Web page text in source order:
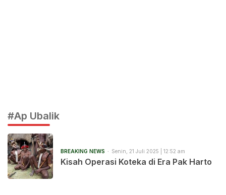
#Ap Ubalik
BREAKING NEWS Senin, 21 Juli 2025 | 12:52 am
Kisah Operasi Koteka di Era Pak Harto